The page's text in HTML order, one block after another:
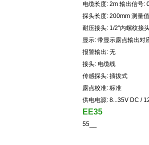
电缆长度: 2m 输出信号:
探头长度: 200mm 测量
耐压接头: 1/2"内螺纹接
显示: 带显示露点输出对
报警输出: 无
接头: 电缆线
传感探头: 插拔式
露点校准: 标准
供电电源: 8...35V DC /
EE35
55